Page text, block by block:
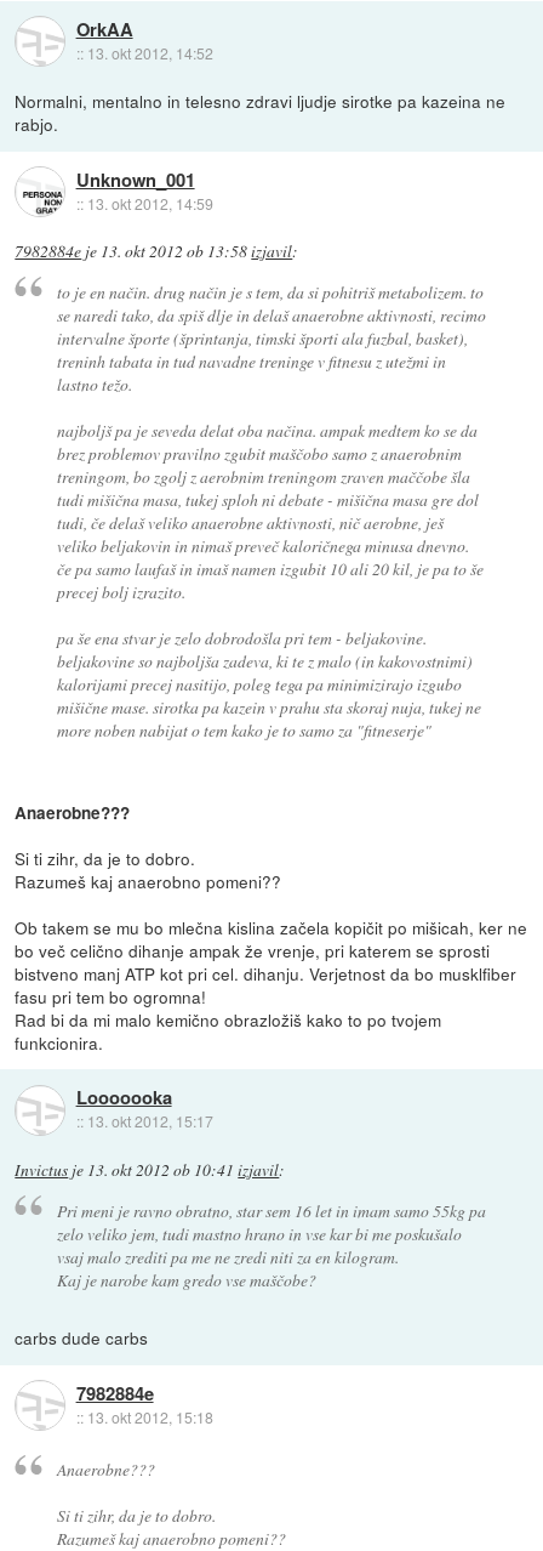
OrkAA
:: 13. okt 2012, 14:52
Normalni, mentalno in telesno zdravi ljudje sirotke pa kazeina ne
rabjo.
Unknown_001
:: 13. okt 2012, 14:59
7982884e je 13. okt 2012 ob 13:58izjavil:
to je en način. drug način je s tem, da si pohitriš metabolizem. to
se naredi tako, da spiš dlje in delaš anaerobne aktivnosti, recimo
intervalne športe (šprintanja, timski športi ala fuzbal, basket),
treninh tabata in tud navadne treninge v fitnesu z utežmi in
lastno težo.
najboljš pa je seveda delat oba načina. ampak medtem ko se da
brez problemov pravilno zgubit maščobo samo z anaerobnim
treningom, bo zgolj z aerobnim treningom zraven maččobe šla
tudi mišična masa, tukej sploh ni debate - mišična masa gre dol
tudi, če delaš veliko anaerobne aktivnosti, nič aerobne, ješ
veliko beljakovin in nimaš preveč kaloričnega minusa dnevno.
če pa samo laufaš in imaš namen izgubit 10 ali 20 kil, je pa to še
precej bolj izrazito.
pa še ena stvar je zelo dobrodošla pri tem - beljakovine.
beljakovine so najboljša zadeva, ki te z malo (in kakovostnimi)
kalorijami precej nasitijo, poleg tega pa minimizirajo izgubo
mišične mase. sirotka pa kazein v prahu sta skoraj nuja, tukej ne
more noben nabijat o tem kako je to samo za "fitneserje"
Anaerobne???
Si ti zihr, da je to dobro.
Razumeš kaj anaerobno pomeni??
Ob takem se mu bo mlečna kislina začela kopičit po mišicah, ker ne
bo več celično dihanje ampak že vrenje, pri katerem se sprosti
bistveno manj ATP kot pri cel. dihanju. Verjetnost da bo musklfiber
fasu pri tem bo ogromna!
Rad bi da mi malo kemično obrazložiš kako to po tvojem
funkcionira.
Looooooka
:: 13. okt 2012, 15:17
Invictus je 13. okt 2012 ob 10:41 izjavil:
Pri meni je ravno obratno, star sem 16 let in imam samo 55kg pa
zelo veliko jem, tudi mastno hrano in vse kar bi me poskušalo
vsaj malo zrediti pa me ne zredi niti za en kilogram.
Kaj je narobe kam gredo vse maščobe?
carbs dude carbs
7982884e
:: 13. okt 2012, 15:18
Anaerobne???
Si ti zihr, da je to dobro.
Razumeš kaj anaerobno pomeni??